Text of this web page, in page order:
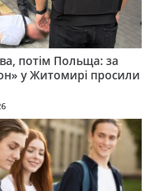
потім Польща: за
у Житомирі просили